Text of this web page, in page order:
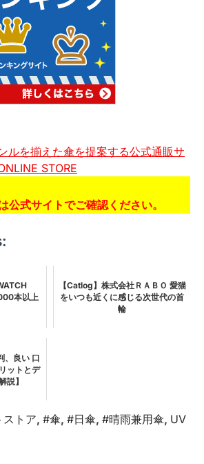
ルを揃えた傘を提案する公式通販サ
STORE
公式サイトでご確認ください。
本以上
【Catlog】株式会社ＲＡＢＯ 愛猫
をいつも近くに感じる次世代の首
輪
、良い 口
ットとデ
説】
トア, #傘, #日傘, #晴雨兼用傘, UV